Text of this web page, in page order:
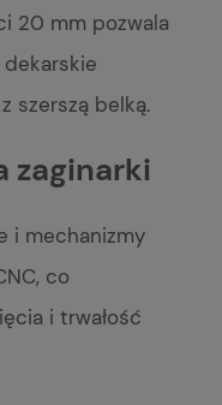
20 mm pozwala
szerszą belką.
zaginarki
i mechanizmy
co
i trwałość